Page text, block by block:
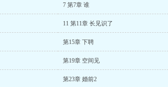
7 第7章 谁
11 第11章 长见识了
第15章 下聘
第19章 空间见
第23章 婚前2